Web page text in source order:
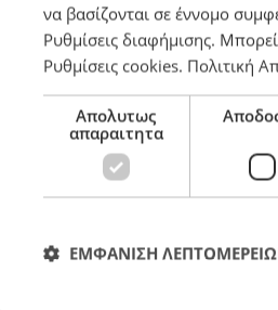
βιοντίζελ στην
να βασίζονται σε έννομο
Ρυθμίσεις διαφήμισης.
Ρυθμίσεις cookies. Πολιτική
Απολυτως
απαραιτητα
ΕΜΦΑΝΙΣΗ